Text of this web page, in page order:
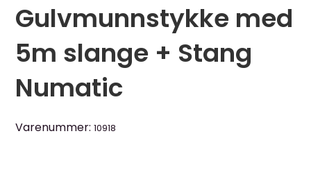
Gulvmunnstykke med
5m slange + Stang
Numatic
Varenummer: 10918